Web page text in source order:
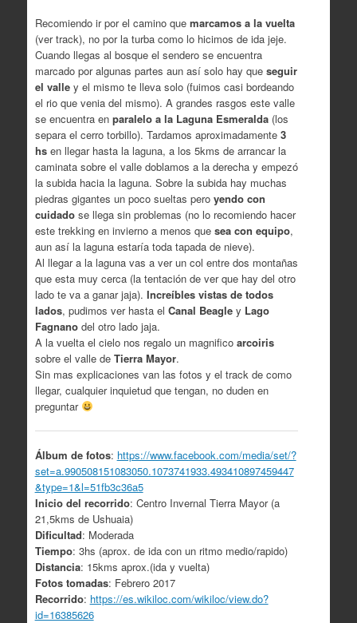
Recomiendo ir por el camino que marcamos a la vuelta
(ver track), no por la turba como lo hicimos de ida jeje.
Cuando llegas al bosque el sendero se encuentra
marcado por algunas partes aun así solo hay que seguir
el valley el mismo te lleva solo (fuimos casi bordeando
el rio que venia del mismo). A grandes rasgos este valle
se encuentra en paralelo a la Laguna Esmeralda(los
separa el cerro torbillo). Tardamos aproximadamente 3
hsen llegar hasta la laguna, a los 5kms de arrancar la
caminata sobre el valle doblamos a la derecha y empezó
la subida hacia la laguna. Sobre la subida hay muchas
piedras gigantes un poco sueltas pero yendo con
cuidadose llega sin problemas (no lo recomiendo hacer
este trekking en invierno a menos que sea con equipo,
aun así la laguna estaría toda tapada de nieve).
Al llegar a la laguna vas a ver un col entre dos montañas
que esta muy cerca (la tentación de ver que hay del otro
lado te va a ganar jaja). Increíbles vistas de todos
lados, pudimos ver hasta el Canal Beagley Lago
Fagnanodel otro lado jaja.
A la vuelta el cielo nos regalo un magnifico arcoiris
sobre el valle de Tierra Mayor.
Sin mas explicaciones van las fotos y el track de como
llegar, cualquier inquietud que tengan, no duden en
preguntar
Álbum de fotos: https://www.facebook.com/media/set/?
set=a.990508151083050.1073741933.493410897459447
&type=1&l=51fb3c36a5
Inicio del recorrido: Centro Invernal Tierra Mayor (a
21,5kms de Ushuaia)
Dificultad: Moderada
Tiempo: 3hs (aprox. de ida con un ritmo medio/rapido)
Distancia: 15kms aprox.(ida y vuelta)
Fotos tomadas: Febrero 2017
Recorrido: https://es.wikiloc.com/wikiloc/view.do?
id=16385626